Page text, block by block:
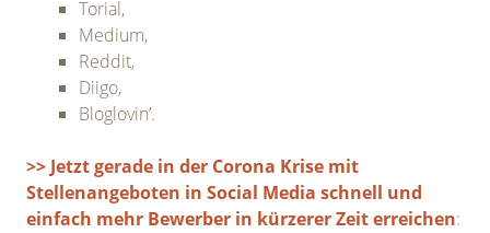
Torial,
Medium,
Reddit,
Diigo,
Bloglovin’.
>> Jetzt gerade in der Corona Krise mit
Stellenangeboten in Social Media schnell und
einfach mehr Bewerber in kürzerer Zeit erreichen: